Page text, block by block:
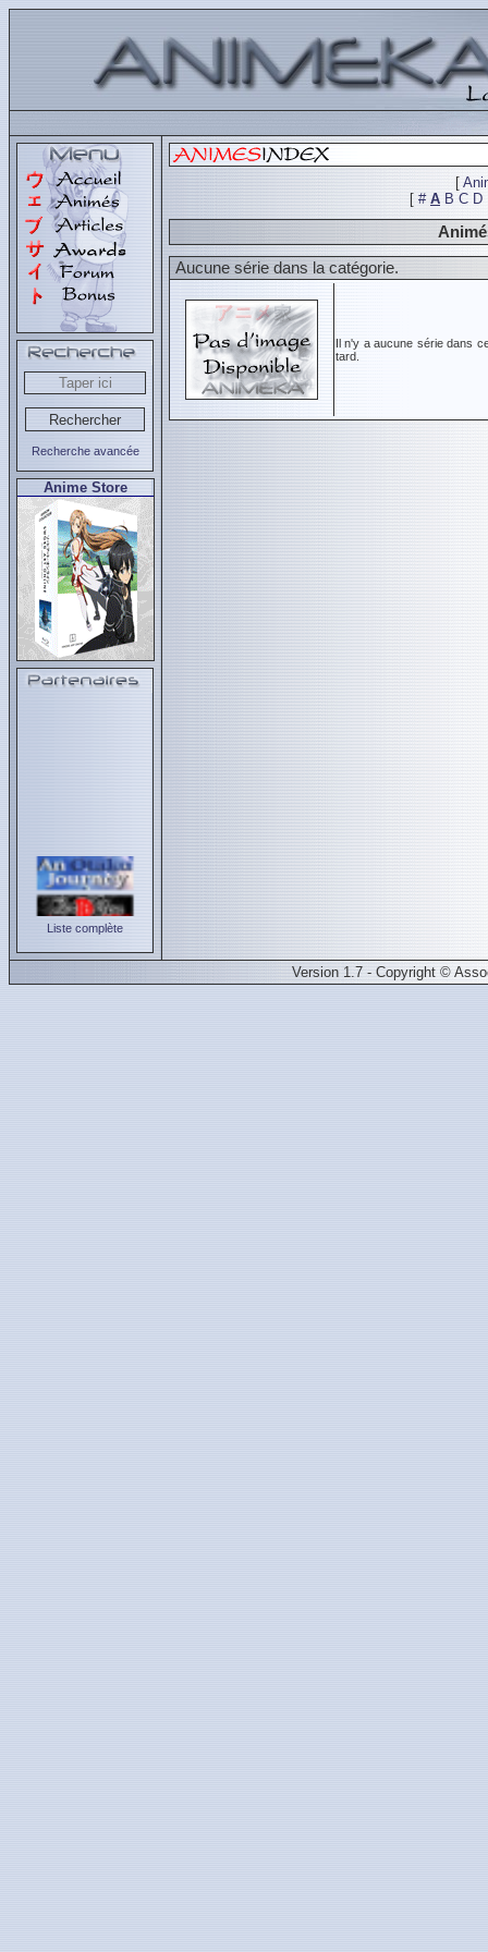
Recherche avancée
Anime Store
Liste complète
[
[ # A B C D
Aucune série dans la catégorie.
Il n'y a aucune série dans
tard.
Version 1.7 - Copyright ©